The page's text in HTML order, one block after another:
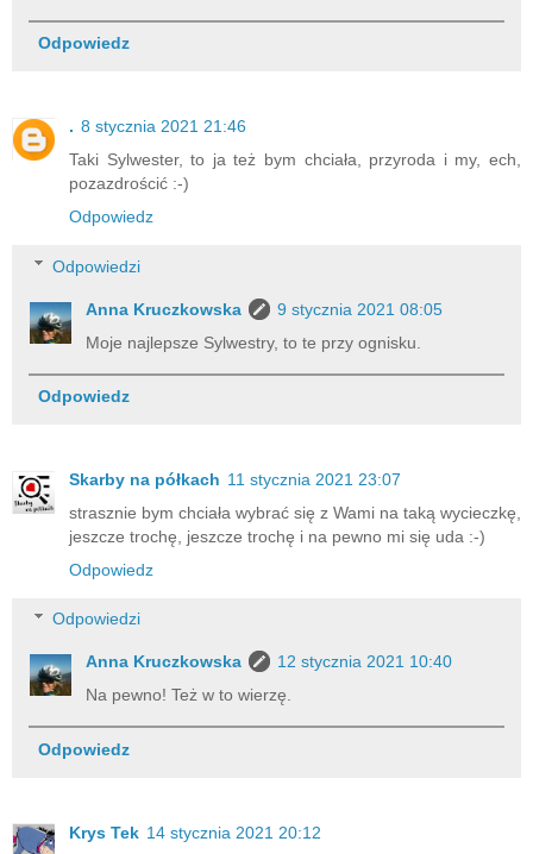
Odpowiedz
. 8 stycznia 2021 21:46
Taki Sylwester, to ja też bym chciała, przyroda i my, ech,
pozazdrościć :-)
Odpowiedz
Odpowiedzi
Anna Kruczkowska
9 stycznia 2021 08:05
Moje najlepsze Sylwestry, to te przy ognisku.
Odpowiedz
Skarby na półkach 11 stycznia 2021 23:07
strasznie bym chciała wybrać się z Wami na taką wycieczkę,
jeszcze trochę, jeszcze trochę i na pewno mi się uda :-)
Odpowiedz
Odpowiedzi
Anna Kruczkowska
12 stycznia 2021 10:40
Na pewno! Też w to wierzę.
Odpowiedz
Krys Tek 14 stycznia 2021 20:12